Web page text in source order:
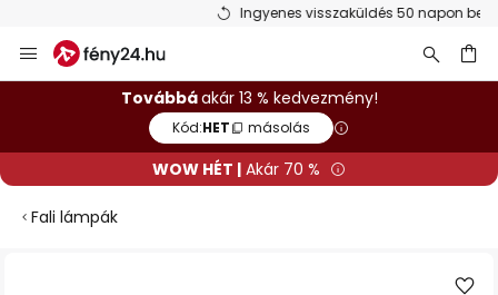
Ingyenes visszaküldés 50 napon belül
Ugrás
a
tartalomhozTovábbáakár 13 % kedvezmény!
Kód:HET másolás
WOW HÉT | Akár 70 %
Fali lámpák